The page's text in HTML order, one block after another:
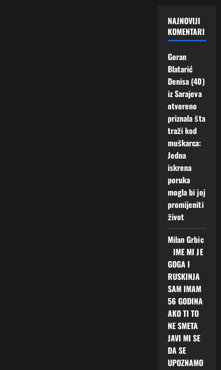
NAJNOVIJI
KOMENTARI
Goran
Blatarić
Denisa (40)
iz Sarajeva
otvoreno
priznala šta
traži kod
muškarca:
Jedna
iskrena
poruka
mogla bi joj
promijeniti
život
Milan Grbic
IME MI JE
GOGA I
RUSKINJA
SAM IMAM
56 GODINA
AKO TI TO
NE SMETA
JAVI MI SE
DA SE
UPOZNAMO